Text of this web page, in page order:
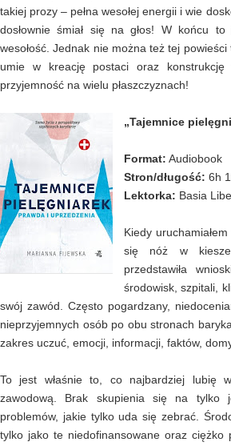
takiej prozy – pełna wesołej energii i wie
dosłownie śmiał się na głos! W końcu
wesołość. Jednak nie można też tej
umie w kreację postaci oraz konstrukcję
przyjemność na wielu płaszczyznach!
„Tajemnice
Format: Audiobook
Stron/długość: 6h
Lektorka: Basia
Kiedy
się nóż w
przedstawiła
środowisk, szpitali,
swój zawód. Często pogardzany,
nieprzyjemnych osób po obu stronach
zakres uczuć, emocji, informacji, faktów,
To jest właśnie to, co najbardziej lubię
zawodową. Brak skupienia się na tylko
problemów, jakie tylko uda się zebrać.
tylko jako te niedofinansowane oraz ciężko